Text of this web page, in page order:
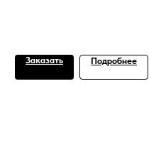
Заказать Подробнее